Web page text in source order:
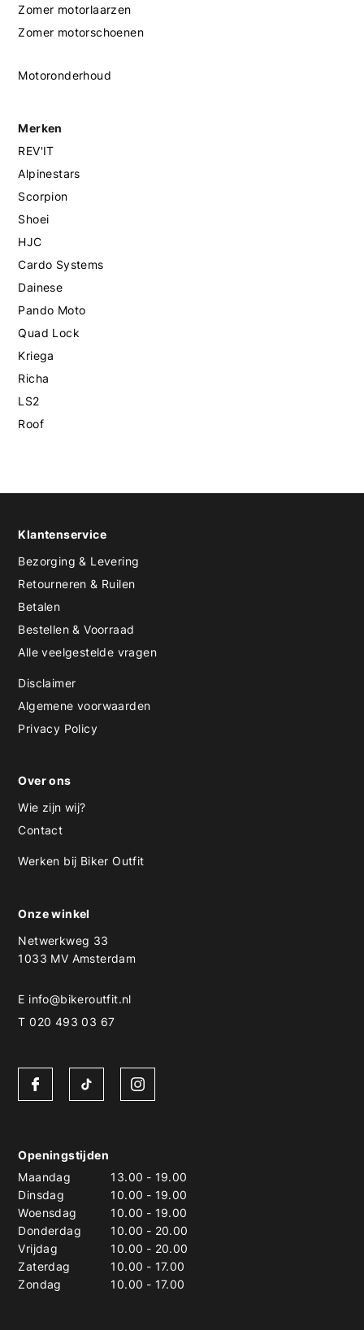
Zomer motorlaarzen
Zomer motorschoenen
Motoronderhoud
Merken
REV'IT
Alpinestars
Scorpion
Shoei
HJC
Cardo Systems
Dainese
Pando Moto
Quad Lock
Kriega
Richa
LS2
Roof
Klantenservice
Bezorging & Levering
Retourneren & Ruilen
Betalen
Bestellen & Voorraad
Alle veelgestelde vragen
Disclaimer
Algemene voorwaarden
Privacy Policy
Over ons
Wie zijn wij?
Contact
Werken bij Biker Outfit
Onze winkel
Netwerkweg 33
1033 MV Amsterdam
E info@bikeroutfit.nl
T 020 493 03 67
Openingstijden
Maandag
13.00 - 19.00
Dinsdag
10.00 - 19.00
Woensdag
10.00 - 19.00
Donderdag
10.00 - 20.00
Vrijdag
10.00 - 20.00
Zaterdag
10.00 - 17.00
Zondag
10.00 - 17.00